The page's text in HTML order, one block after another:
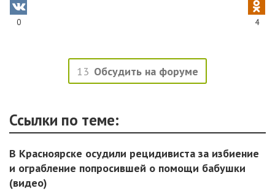
0 4
13 Обсудить на форуме
Ссылки по теме:
В Красноярске осудили рецидивиста за избиение
и ограбление попросившей о помощи бабушки
(видео)